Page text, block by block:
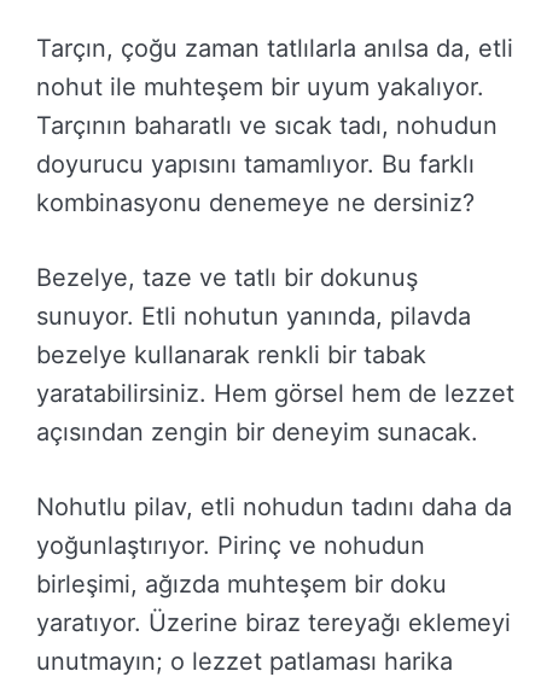
Tarçın, çoğu zaman tatlılarla anılsa da, etli
nohut ile muhteşem bir uyum yakalıyor.
Tarçının baharatlı ve sıcak tadı, nohudun
doyurucu yapısını tamamlıyor. Bu farklı
kombinasyonu denemeye ne dersiniz?
Bezelye, taze ve tatlı bir dokunuş
sunuyor. Etli nohutun yanında, pilavda
bezelye kullanarak renkli bir tabak
yaratabilirsiniz. Hem görsel hem de lezzet
açısından zengin bir deneyim sunacak.
Nohutlu pilav, etli nohudun tadını daha da
yoğunlaştırıyor. Pirinç ve nohudun
birleşimi, ağızda muhteşem bir doku
yaratıyor. Üzerine biraz tereyağı eklemeyi
unutmayın; o lezzet patlaması harika